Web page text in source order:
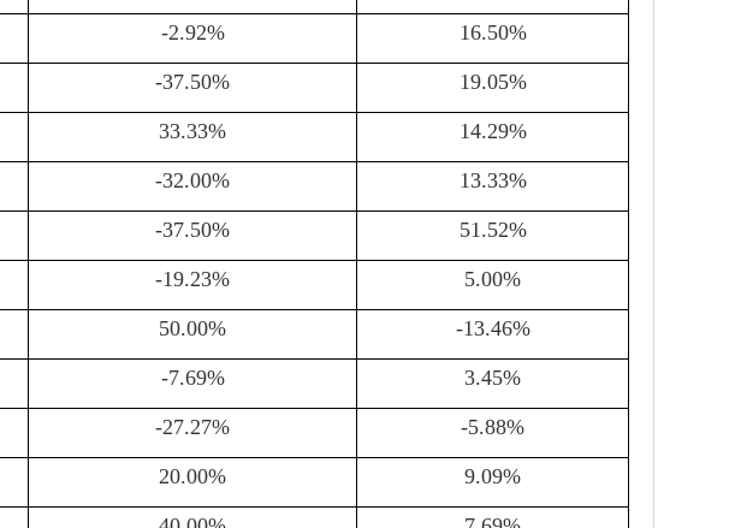
-2.92% 16.50%
-37.50% 19.05%
33.33% 14.29%
-32.00% 13.33%
-37.50% 51.52%
-19.23% 5.00%
50.00% -13.46%
-7.69% 3.45%
-27.27% -5.88%
20.00% 9.09%